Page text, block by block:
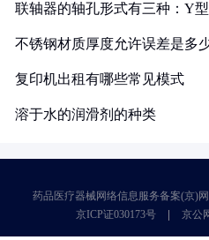
联轴器的轴孔形式有三种：Y
不锈钢材质厚度允许误差是多
复印机出租有哪些常见模式
溶于水的润滑剂的种类
药品医疗器械网络信息服务备案(京)
京ICP证030173号
京公